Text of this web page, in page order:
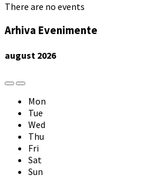
There are no events
Arhiva Evenimente
august 2026
Previous
Month
Next
Month
Mon
Tue
Wed
Thu
Fri
Sat
Sun